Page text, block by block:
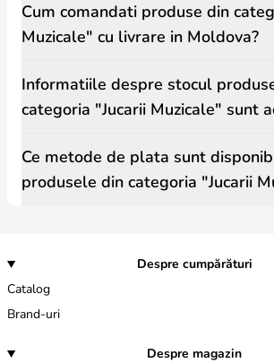
Cum comandati produse din
Muzicale" cu livrare in Moldova?
Informatiile despre stocul
categoria "Jucarii Muzicale" sunt
Ce metode de plata sunt
produsele din categoria "Jucarii
Despre cumpărături
Catalog
Brand-uri
Despre magazin